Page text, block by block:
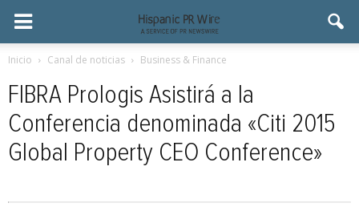
Inicio Canal de noticias Business & Finance
FIBRA Prologis Asistirá a la
Conferencia denominada «Citi 2015
Global Property CEO Conference»